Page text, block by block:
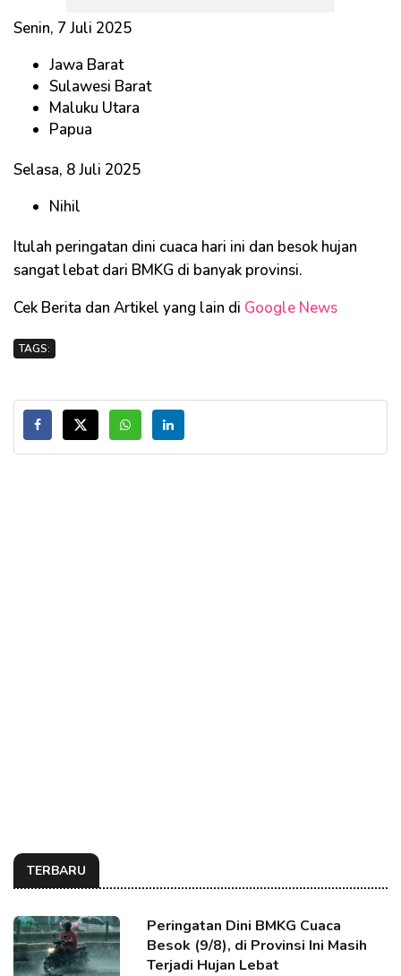
Senin, 7 Juli 2025
Jawa Barat
Sulawesi Barat
Maluku Utara
Papua
Selasa, 8 Juli 2025
Nihil
Itulah peringatan dini cuaca hari ini dan besok hujan
sangat lebat dari BMKG di banyak provinsi.
Cek Berita dan Artikel yang lain di Google News
TAGS:
TERBARU
Peringatan Dini BMKG Cuaca
Besok (9/8), di Provinsi Ini Masih
Terjadi Hujan Lebat